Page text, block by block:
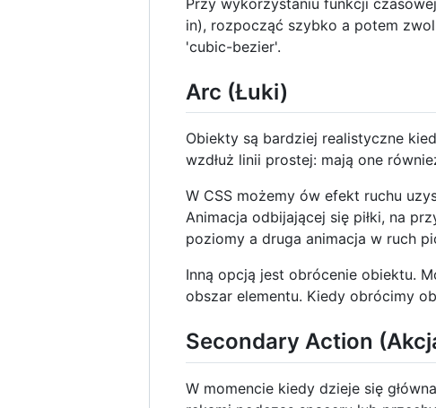
Przy wykorzystaniu funkcji
in), rozpocząć szybko a potem
'cubic-bezier'.
Arc (Łuki)
Obiekty są bardziej realistyczne
wzdłuż linii prostej: mają one
W CSS możemy ów efekt ruchu
Animacja odbijającej się piłki, na
poziomy a druga animacja w ruch
Inną opcją jest obrócenie obiektu.
obszar elementu. Kiedy obrócimy
Secondary Action
W momencie kiedy dzieje się